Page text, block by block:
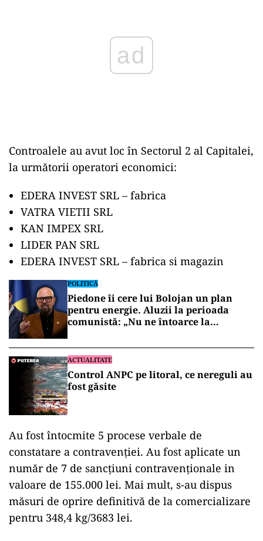
Controalele au avut loc în Sectorul 2 al Capitalei,
la următorii operatori economici:
EDERA INVEST SRL – fabrica
VATRA VIETII SRL
KAN IMPEX SRL
LIDER PAN SRL
EDERA INVEST SRL – fabrica si magazin
POLITICĂ
Piedone îi cere lui Bolojan un plan
pentru energie. Aluzii la perioada
comunistă: „Nu ne întoarce la
ACTUALITATE
Control ANPC pe litoral, ce nereguli au
fost găsite
Au fost întocmite 5 procese verbale de
constatare a contravenției. Au fost aplicate un
număr de 7 de sancțiuni contravenționale in
valoare de 155.000 lei. Mai mult, s-au dispus
măsuri de oprire definitivă de la comercializare
pentru 348,4 kg/3683 lei.